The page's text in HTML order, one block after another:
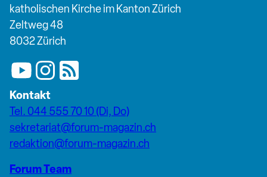
katholischen Kirche im Kanton Zürich
Zeltweg 48
8032 Zürich
Kontakt
Tel. 044 555 70 10 (Di, Do)
sekretariat@forum-magazin.ch
redaktion@forum-magazin.ch
Forum Team